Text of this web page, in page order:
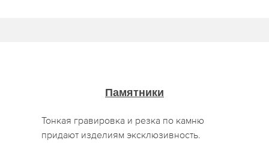
Памятники
Тонкая гравировка и резка по камню
придают изделиям эксклюзивность.